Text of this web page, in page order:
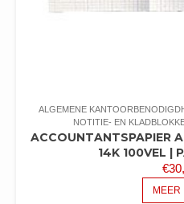
ALGEMENE
NOTITIE- EN
ACCOUNTANTSPAPIER
14K 100VEL |
€
MEER